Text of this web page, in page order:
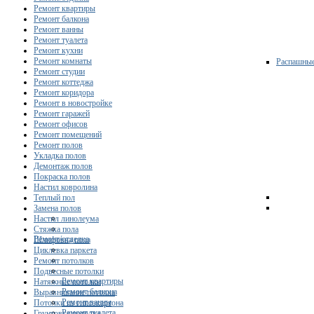
Ремонт/отделка
Ремонт квартиры
Ремонт балкона
Ремонт ванны
Ремонт квартиры
Ремонт балкона
Ремонт ванны
Ремонт туалета
Ремонт кухни
Ремонт комнаты
Ремонт студии
Ремонт коттеджа
Ремонт коридора
Ремонт в новостройке
Ремонт гаражей
Ремонт офисов
Ремонт помещений
Ремонт полов
Укладка полов
Демонтаж полов
Покраска полов
Настил ковролина
Теплый пол
Замена полов
Настил линолеума
Стяжка пола
Шлифовка пола
Циклевка паркета
Ремонт потолков
Подвесные потолки
Натяжные потолки
Выравнивание потолка
Потолки из гипсокартона